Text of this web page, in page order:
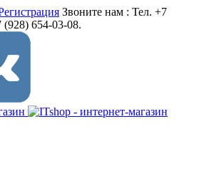
Звоните нам : Тел. +7
654-03-08.